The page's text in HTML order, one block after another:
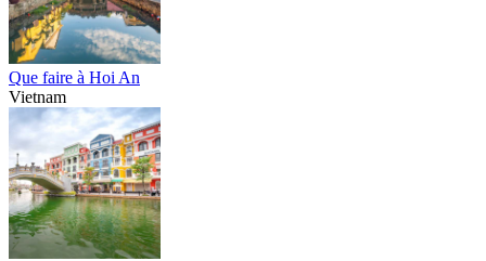
Que faire à Hoi An
Vietnam